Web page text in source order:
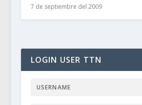
7 de septiembre del 2009
LOGIN USER TTN